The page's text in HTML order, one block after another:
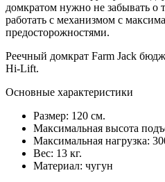
домкратом нужно не забывать о
работать с механизмом с
предосторожностями.
Реечный домкрат Farm Jack
Hi-Lift.
Основные характеристики
Размер: 120 см.
Максимальная высота
Максимальная нагрузка:
Вес: 13 кг.
Материал: чугун